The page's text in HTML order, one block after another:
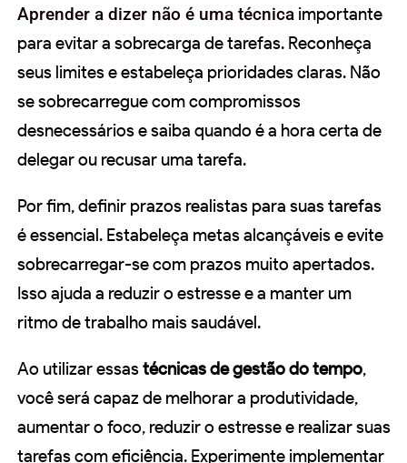
Aprender a dizer não é uma técnica importante
para evitar a sobrecarga de tarefas. Reconheça
seus limites e estabeleça prioridades claras. Não
se sobrecarregue com compromissos
desnecessários e saiba quando é a hora certa de
delegar ou recusar uma tarefa.
Por fim, definir prazos realistas para suas tarefas
é essencial. Estabeleça metas alcançáveis e evite
sobrecarregar-se com prazos muito apertados.
Isso ajuda a reduzir o estresse e a manter um
ritmo de trabalho mais saudável.
Ao utilizar essastécnicas de gestão do tempo,
você será capaz de melhorar a produtividade,
aumentar o foco, reduzir o estresse e realizar suas
tarefas com eficiência. Experimente implementar